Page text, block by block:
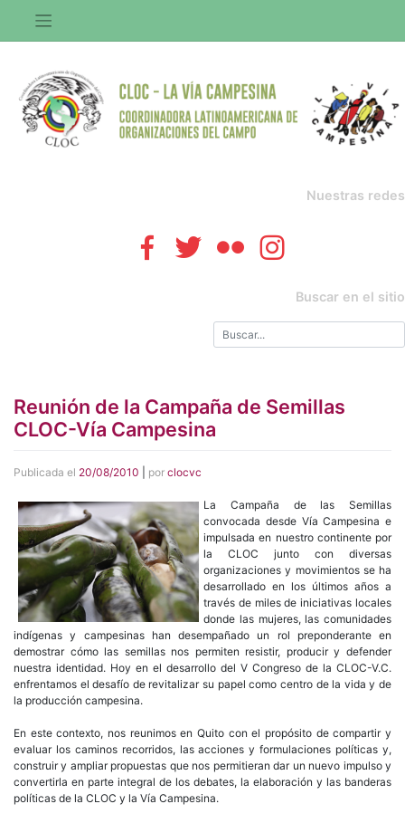
contenido
Nuestras redes
Buscar en el sitio
Reunión de la Campaña de Semillas
CLOC-Vía Campesina
Publicada el 20/08/2010 por clocvc
La Campaña de las Semillas
convocada desde Vía Campesina e
impulsada en nuestro continente por
la CLOC junto con diversas
organizaciones y movimientos se ha
desarrollado en los últimos años a
través de miles de iniciativas locales
donde las mujeres, las comunidades
indígenas y campesinas han desempañado un rol preponderante en
demostrar cómo las semillas nos permiten resistir, producir y defender
nuestra identidad. Hoy en el desarrollo del V Congreso de la CLOC-V.C.
enfrentamos el desafío de revitalizar su papel como centro de la vida y de
la producción campesina.
En este contexto, nos reunimos en Quito con el propósito de compartir y
evaluar los caminos recorridos, las acciones y formulaciones políticas y,
construir y ampliar propuestas que nos permitieran dar un nuevo impulso y
convertirla en parte integral de los debates, la elaboración y las banderas
políticas de la CLOC y la Vía Campesina.